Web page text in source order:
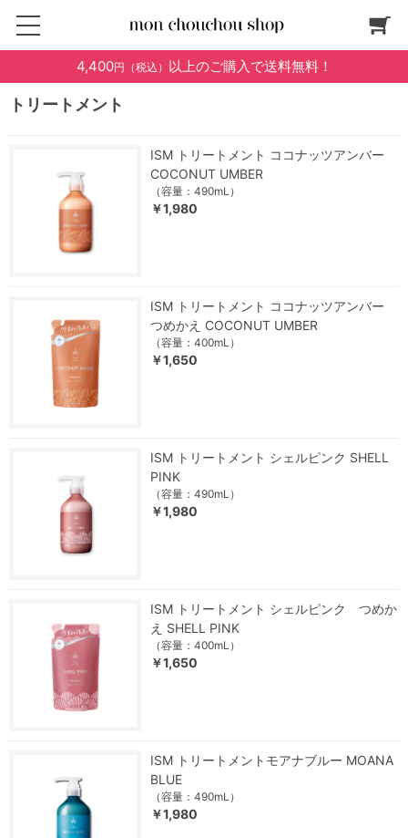
4,400円（税込） 以上のご購入で送料無料！
トリートメント
ISM トリートメント ココナッツアンバー
COCONUT UMBER
（容量：490mL）
￥1,980
ISM トリートメント ココナッツアンバー
つめかえ COCONUT UMBER
（容量：400mL）
￥1,650
ISM トリートメント シェルピンク SHELL
PINK
（容量：490mL）
￥1,980
ISM トリートメント シェルピンク つめか
え SHELL PINK
（容量：400mL）
￥1,650
ISM トリートメントモアナブルー MOANA
BLUE
（容量：490mL）
￥1,980